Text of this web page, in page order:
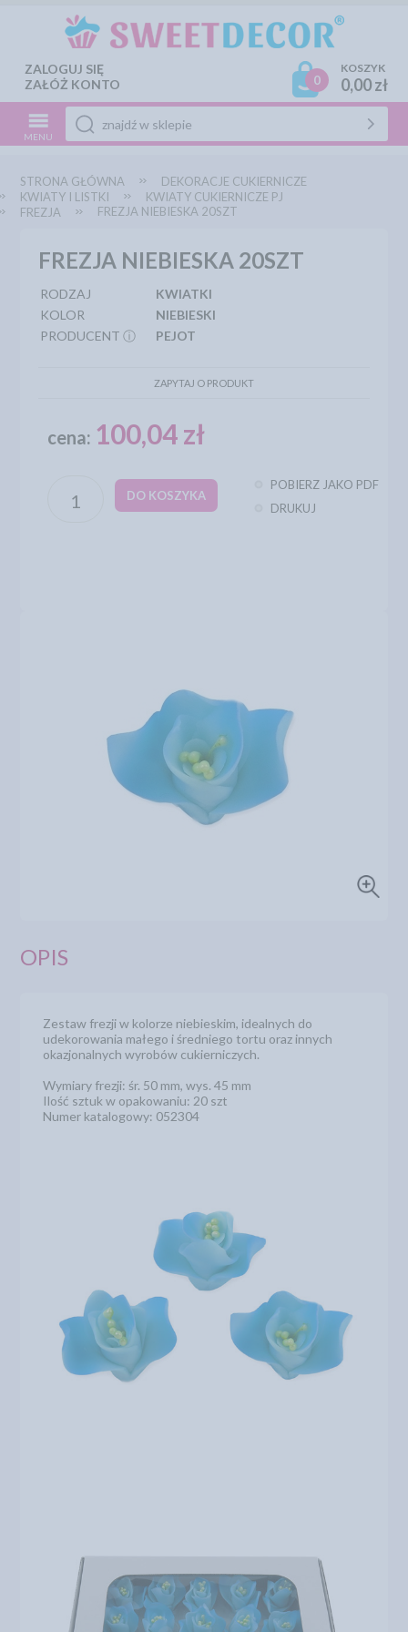
ZALOGUJ SIĘ
ZAŁÓŻ KONTO
0
KOSZYK
0,00 zł
MENU
STRONA GŁÓWNA
DEKORACJE CUKIERNICZE
KWIATY I LISTKI
KWIATY CUKIERNICZE PJ
FREZJA
FREZJA NIEBIESKA 20SZT
FREZJA NIEBIESKA 20SZT
RODZAJ
KWIATKI
KOLOR
NIEBIESKI
PRODUCENT ⓘ
PEJOT
ZAPYTAJ O PRODUKT
cena: 100,04 zł
DO KOSZYKA
POBIERZ JAKO PDF
DRUKUJ
OPIS
Zestaw frezji w kolorze niebieskim, idealnych do
udekorowania małego i średniego tortu oraz innych
okazjonalnych wyrobów cukierniczych.
Wymiary frezji: śr. 50 mm, wys. 45 mm
Ilość sztuk w opakowaniu: 20 szt
Numer katalogowy: 052304